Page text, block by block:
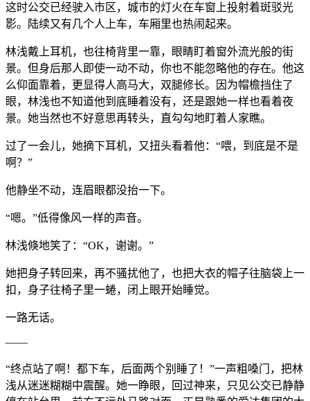
这时公交已经驶入市区，城市的灯火在车窗上投射着斑驳光
影。陆续又有几个人上车，车厢里也热闹起来。
林浅戴上耳机，也往椅背里一靠，眼睛盯着窗外流光般的街
景。但身后那人即使一动不动，你也不能忽略他的存在。他这
么仰面靠着，更显得人高马大，双腿修长。因为帽檐挡住了
眼，林浅也不知道他到底睡着没有，还是跟她一样也看着夜
景。她当然也不好意思再转头，直勾勾地盯着人家瞧。
过了一会儿，她摘下耳机，又扭头看着他：“喂，到底是不是
啊？”
他静坐不动，连眉眼都没抬一下。
“嗯。”低得像风一样的声音。
林浅倏地笑了：“OK，谢谢。”
她把身子转回来，再不骚扰他了，也把大衣的帽子往脑袋上一
扣，身子往椅子里一蜷，闭上眼开始睡觉。
一路无话。
——
“终点站了啊！都下车，后面两个别睡了！”一声粗嗓门，把林
浅从迷迷糊糊中震醒。她一睁眼，回过神来，只见公交已静静